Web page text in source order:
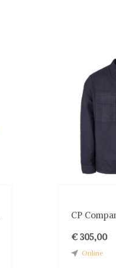
CP
€ 305,00
Online